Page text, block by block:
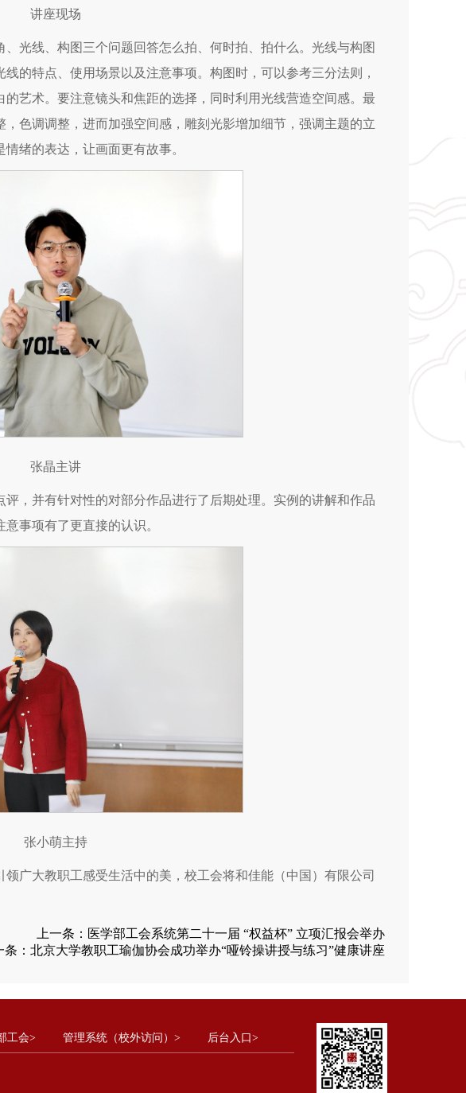
讲座现场
光线、构图三个问题回答怎么拍、何时拍、拍什么。光线与构图
的特点、使用场景以及注意事项。构图时，可以参考三分法则，
艺术。要注意镜头和焦距的选择，同时利用光线营造空间感。最
色调调整，进而加强空间感，雕刻光影增加细节，强调主题的立
绪的表达，让画面更有故事。
张晶主讲
，并有针对性的对部分作品进行了后期处理。实例的讲解和作品
事项有了更直接的认识。
张小萌主持
广大教职工感受生活中的美，校工会将和佳能（中国）有限公司
上一条： 医学部工会系统第二十一届 “权益杯” 立项汇报会举办
： 北京大学教职工瑜伽协会成功举办“哑铃操讲授与练习”健康讲座
工会> 管理系统（校外访问）> 后台入口>